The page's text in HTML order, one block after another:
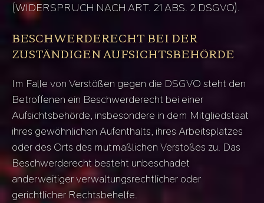
(WIDERSPRUCH NACH ART. 21 ABS. 2 DSGVO).
BESCHWERDE­RECHT BEI DER
ZUSTÄNDIGEN AUFSICHTS­BEHÖRDE
Im Falle von Verstößen gegen die DSGVO steht den
Betroffenen ein Beschwerderecht bei einer
Aufsichtsbehörde, insbesondere in dem Mitgliedstaat
ihres gewöhnlichen Aufenthalts, ihres Arbeitsplatzes
oder des Orts des mutmaßlichen Verstoßes zu. Das
Beschwerderecht besteht unbeschadet
anderweitiger verwaltungsrechtlicher oder
gerichtlicher Rechtsbehelfe.